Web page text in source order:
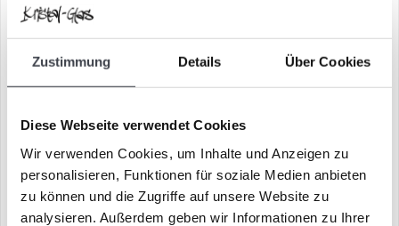
Zustimmung Details Über Cookies
Diese Webseite verwendet Cookies
Wir verwenden Cookies, um Inhalte und Anzeigen zu
personalisieren, Funktionen für soziale Medien anbieten
zu können und die Zugriffe auf unsere Website zu
analysieren. Außerdem geben wir Informationen zu Ihrer
Whisky-Karaffe mit 2
€249,00 €169,00
Stilvolles Whisky-Set in
luxuriöser Geschenkbox
Kristall-Champagnerglas
€59,00
Elegantes Kristall-
Champagnerglas „Line“,
mundgeblasen.